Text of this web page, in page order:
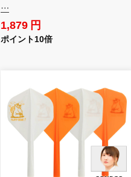
…
1,879 円
ポイント10倍